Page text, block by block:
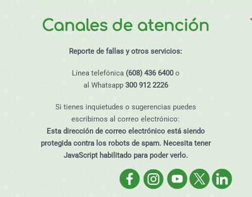
Canales de atención
Reporte de fallas y otros servicios:
Línea telefónica (608) 436 6400o
al Whatsapp 300 912 2226
Si tienes inquietudes o sugerencias puedes
escribirnos al correo electrónico:
Esta dirección de correo electrónico está siendo
protegida contra los robots de spam. Necesita tener
JavaScript habilitado para poder verlo.